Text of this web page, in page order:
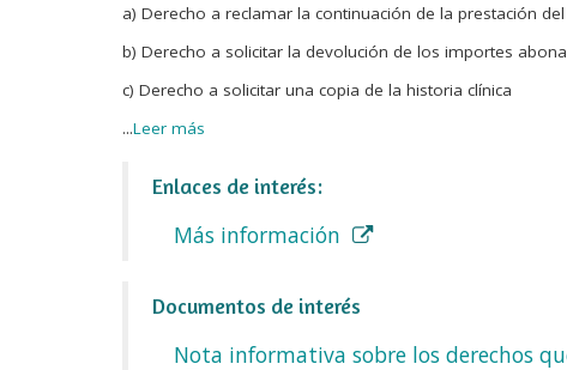
a) Derecho a reclamar la continuación de la prestación
b) Derecho a solicitar la devolución de los importes
c) Derecho a solicitar una copia de la historia clínica
...Leer más
Enlaces de interés:
Más información
Documentos de interés
Nota informativa sobre los derechos